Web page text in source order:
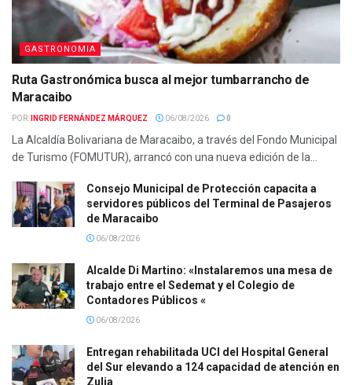
GASTRONOMIA
Ruta Gastronómica busca al mejor tumbarrancho de
Maracaibo
POR: INGRID FERNÁNDEZ MÁRQUEZ 06/08/2026 0
La Alcaldía Bolivariana de Maracaibo, a través del Fondo Municipal
de Turismo (FOMUTUR), arrancó con una nueva edición de la...
Consejo Municipal de Protección capacita a
servidores públicos del Terminal de Pasajeros
de Maracaibo
06/08/2026
Alcalde Di Martino: «Instalaremos una mesa de
trabajo entre el Sedemat y el Colegio de
Contadores Públicos «
06/08/2026
Entregan rehabilitada UCI del Hospital General
del Sur elevando a 124 capacidad de atención en
Zulia